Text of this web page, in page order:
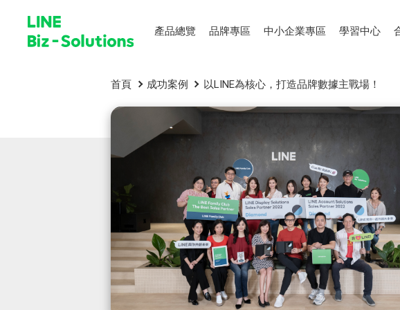
產品總覽 品牌專區 中小企業專區 學習中心
首頁 成功案例 以LINE為核心，打造品牌數據主戰場！